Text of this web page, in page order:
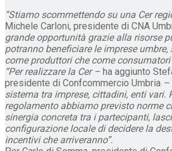
“Stiamo scommettendo su una Cer
Michele Carloni, presidente di CNA
grande opportunità grazie alla risorse
potranno beneficiare le imprese
come produttori che come consumatori
“Per realizzare la Cer – ha aggiunto
presidente di Confcommercio Umbria –
sistema tra imprese, cittadini, enti vari.
regolamento abbiamo previsto norme
sinergia concreta tra i partecipanti,
configurazione locale di decidere la
incentivi che arriveranno”.